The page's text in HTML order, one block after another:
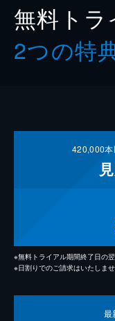
無料ト
2つの特
420,000
※無料トライアル期間終了日の
※日割りでのご請求はいたしませ
最